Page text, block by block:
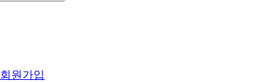
회원가입